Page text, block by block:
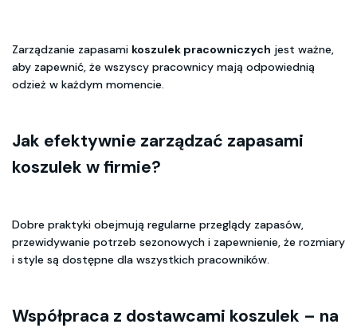
Zarządzanie zapasami koszulek pracowniczych jest ważne,
aby zapewnić, że wszyscy pracownicy mają odpowiednią
odzież w każdym momencie.
Jak efektywnie zarządzać zapasami
koszulek w firmie?
Dobre praktyki obejmują regularne przeglądy zapasów,
przewidywanie potrzeb sezonowych i zapewnienie, że rozmiary
i style są dostępne dla wszystkich pracowników.
Współpraca z dostawcami koszulek – na